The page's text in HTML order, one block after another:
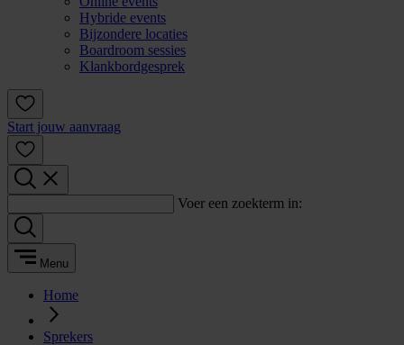
Hybride events
Bijzondere locaties
Boardroom sessies
Klankbordgesprek
Start jouw aanvraag
Voer een zoekterm in:
Menu
Home
Sprekers